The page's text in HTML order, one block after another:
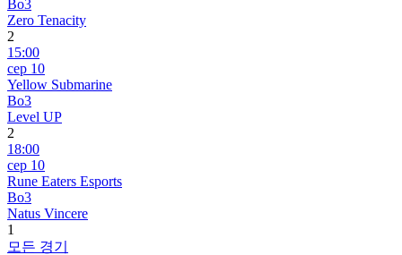
Bo3
Zero Tenacity
2
15:00
сер 10
Yellow Submarine
Bo3
Level UP
2
18:00
сер 10
Rune Eaters Esports
Bo3
Natus Vincere
1
모든 경기